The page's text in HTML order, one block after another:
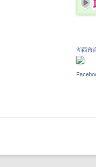
湖西市